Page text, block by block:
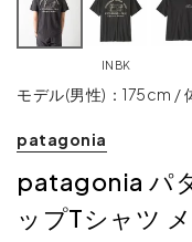
INBK
モデル(男性)：175cm /
patagonia
patagonia パ
ップTシャツ